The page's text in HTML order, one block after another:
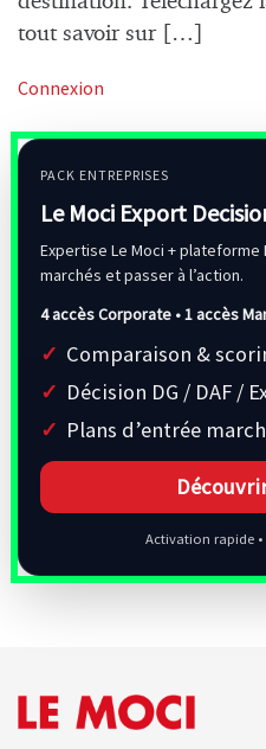
tout savoir sur […]
Connexion
PACK ENTREPRISES
Le Moci Export
Expertise Le Moci +
marchés et passer à l’action.
4 accès Corporate • 1 accès
Comparaison &
Décision DG / DAF /
Plans d’entrée
Activation rapide